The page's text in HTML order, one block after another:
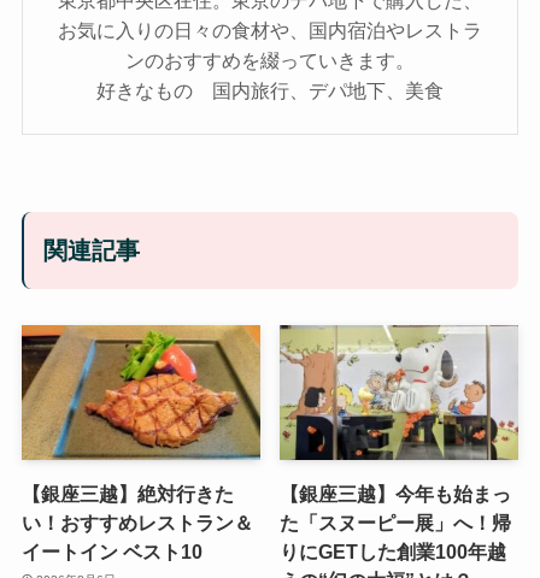
お気に入りの日々の食材や、国内宿泊やレストラ
ンのおすすめを綴っていきます。
好きなもの 国内旅行、デパ地下、美食
関連記事
【銀座三越】絶対行きた
い！おすすめレストラン＆
イートイン ベスト10
【銀座三越】今年も始まっ
た「スヌーピー展」へ！帰
りにGETした創業100年越